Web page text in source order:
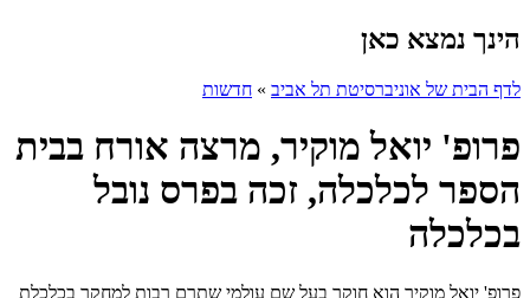
הינך נמצא כאן
לדף הבית של אוניברסיטת תל אביב » חדשות
פרופ' יואל מוקיר, מרצה אורח בבית
הספר לכלכלה, זכה בפרס נובל
בכלכלה
פרופ' יואל מוקיר הוא חוקר בעל שם עולמי שתרם רבות למחקר בכלכלת